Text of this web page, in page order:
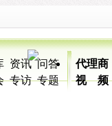
资讯 问答
专访 专题
代理商
视 频